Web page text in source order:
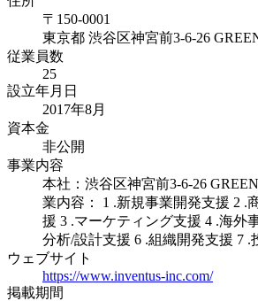
〒 150-0001
東京都 渋谷区神宮前3-6-26
従業員数
25
設立年月日
2017年8月
資本金
非公開
事業内容
本社：渋谷区神宮前3-6-26
業内容： 1 .新規事業開発支援 2 .
援 3 .マーケティング支援 4 .海外
分析/設計支援 6 .組織開発支援 7 .
ウェブサイト
https://www.inventus-inc.com/
掲載期間